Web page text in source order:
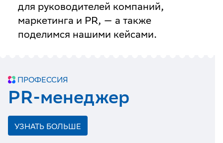
для руководителей компаний,
маркетинга и PR, — а также
поделимся нашими кейсами.
ПРОФЕССИЯ
PR-менеджер
УЗНАТЬ БОЛЬШЕ